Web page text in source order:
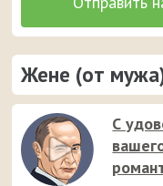
Жене (от
С